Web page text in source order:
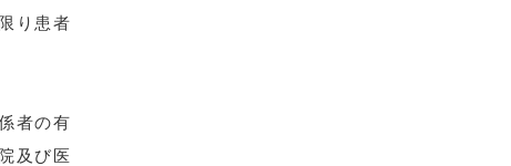
り患者
者の有
及び医